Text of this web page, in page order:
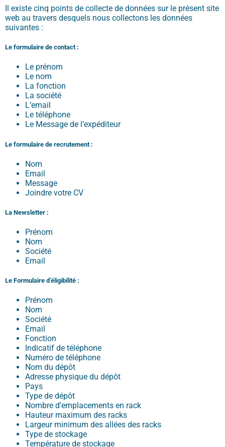
Il existe cinq points de collecte de données sur le présent site
web au travers desquels nous collectons les données
suivantes :
Le formulaire de contact :
Le prénom
Le nom
La fonction
La société
L’email
Le téléphone
Le Message de l’expéditeur
Le formulaire de recrutement :
Nom
Email
Message
Joindre votre CV
La Newsletter :
Prénom
Nom
Société
Email
Le Formulaire d’éligibilité :
Prénom
Nom
Société
Email
Fonction
Indicatif de téléphone
Numéro de téléphone
Nom du dépôt
Adresse physique du dépôt
Pays
Type de dépôt
Nombre d’emplacements en rack
Hauteur maximum des racks
Largeur minimum des allées des racks
Type de stockage
Température de stockage